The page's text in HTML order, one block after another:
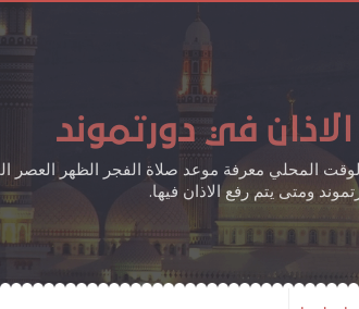
في دورتموند
المحلي معرفة موعد صلاة الفجر الظهر العصر
ومتى يتم رفع الاذان فيها.